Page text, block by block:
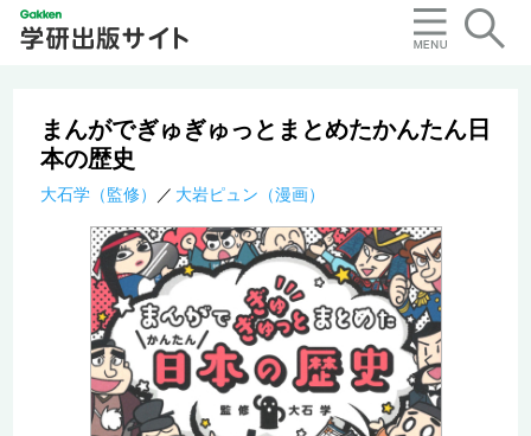
まんがでぎゅぎゅっとまとめたかんたん日
本の歴史
大石学（監修） 大岩ピュン（漫画）